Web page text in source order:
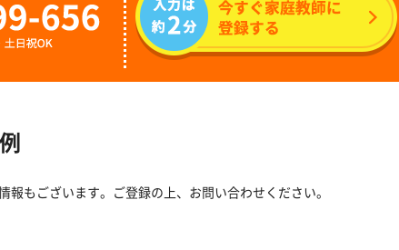
報もございます。ご登録の上、お問い合わせください。